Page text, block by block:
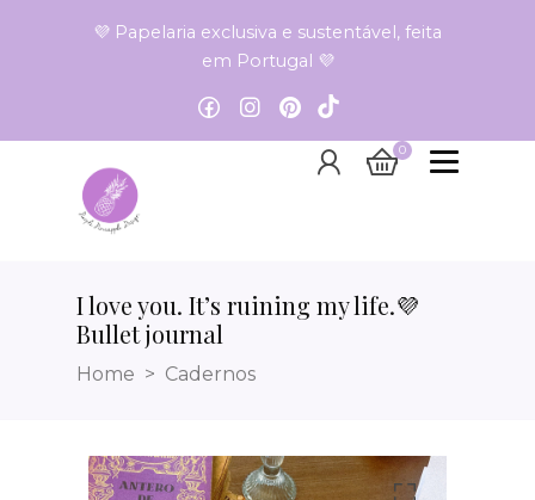
💜 Papelaria exclusiva e sustentável, feita
em Portugal 💜
0
I love you. It’s ruining my life.💜
Bullet journal
Home Cadernos